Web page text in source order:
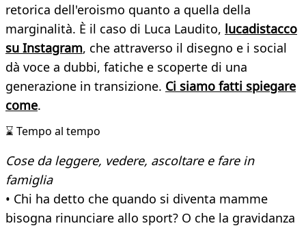
retorica dell'eroismo quanto a quella della
marginalità. È il caso di Luca Laudito, lucadistacco
su Instagram, che attraverso il disegno e i social
dà voce a dubbi, fatiche e scoperte di una
generazione in transizione. Ci siamo fatti spiegare
come.
⌛ Tempo al tempo
Cose da leggere, vedere, ascoltare e fare in
famiglia
• Chi ha detto che quando si diventa mamme
bisogna rinunciare allo sport? O che la gravidanza